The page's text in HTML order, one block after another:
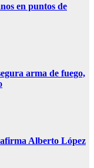
en puntos de
arma de fuego,
Alberto López